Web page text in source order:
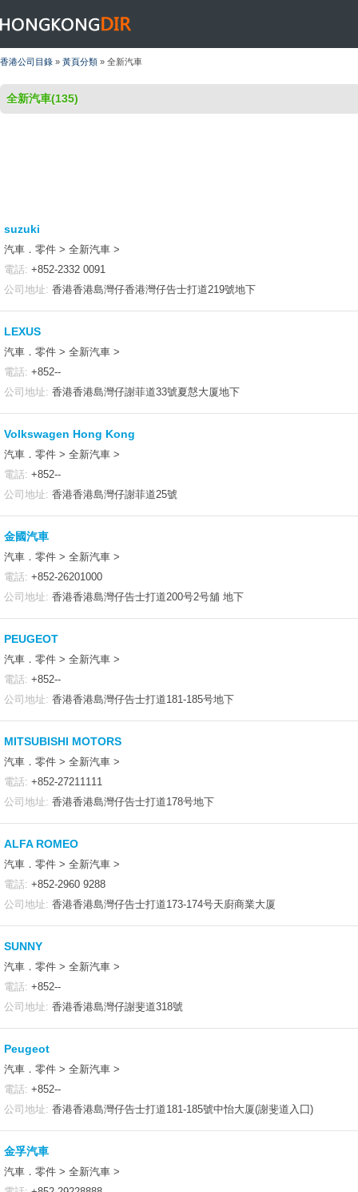
HONGKONGDIR
香港公司目錄 » 黃頁分類 » 全新汽車
全新汽車(135)
suzuki
汽車．零件 > 全新汽車 >
電話: +852-2332 0091
公司地址: 香港香港島灣仔香港灣仔告士打道219號地下
LEXUS
汽車．零件 > 全新汽車 >
電話: +852--
公司地址: 香港香港島灣仔謝菲道33號夏慤大厦地下
Volkswagen Hong Kong
汽車．零件 > 全新汽車 >
電話: +852--
公司地址: 香港香港島灣仔謝菲道25號
金國汽車
汽車．零件 > 全新汽車 >
電話: +852-26201000
公司地址: 香港香港島灣仔告士打道200号2号舖 地下
PEUGEOT
汽車．零件 > 全新汽車 >
電話: +852--
公司地址: 香港香港島灣仔告士打道181-185号地下
MITSUBISHI MOTORS
汽車．零件 > 全新汽車 >
電話: +852-27211111
公司地址: 香港香港島灣仔告士打道178号地下
ALFA ROMEO
汽車．零件 > 全新汽車 >
電話: +852-2960 9288
公司地址: 香港香港島灣仔告士打道173-174号天廚商業大厦
SUNNY
汽車．零件 > 全新汽車 >
電話: +852--
公司地址: 香港香港島灣仔謝斐道318號
Peugeot
汽車．零件 > 全新汽車 >
電話: +852--
公司地址: 香港香港島灣仔告士打道181-185號中怡大厦(謝斐道入囗)
金孚汽車
汽車．零件 > 全新汽車 >